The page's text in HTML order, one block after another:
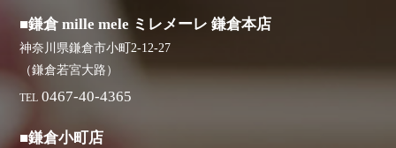
■鎌倉 mille mele ミレメーレ 鎌倉本店
神奈川県鎌倉市小町2-12-27
（鎌倉若宮大路）
TEL 0467-40-4365
■鎌倉小町店